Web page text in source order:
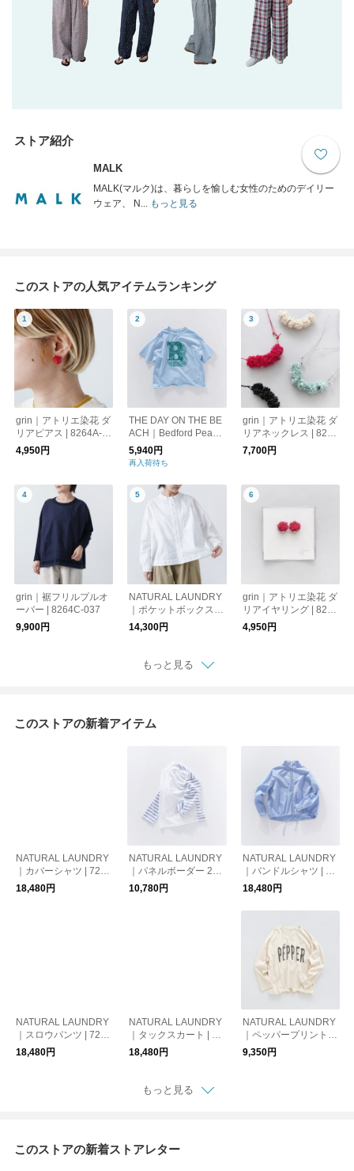
ストア紹介
MALK
MALK(マルク)は、暮らしを愉しむ女性のためのデイリー
ウェア、 N...もっと見る
このストアの人気アイテムランキング
grin｜アトリエ染花 ダ
リアピアス | 8264A-0
13
4,950円
THE DAY ON THE BE
ACH｜Bedford Peace
プリントTシャツ | 673
0C-2602
5,940円
再入荷待ち
grin｜アトリエ染花 ダ
リアネックレス | 8264
A-015
7,700円
grin｜裾フリルプルオ
ーバー | 8264C-037
9,900円
NATURAL LAUNDRY
｜ポケットボックスシ
ャツ | 7264T-005
14,300円
grin｜アトリエ染花 ダ
リアイヤリング | 8264
A-014
4,950円
もっと見る
このストアの新着アイテム
NATURAL LAUNDRY
｜カバーシャツ | 7264
T-008
18,480円
NATURAL LAUNDRY
｜パネルボーダー 2w
ayキャップTシャツ | 7
264C-029
10,780円
NATURAL LAUNDRY
｜バンドルシャツ | 72
64T-011
18,480円
NATURAL LAUNDRY
｜スロウパンツ | 7264
P-014
18,480円
NATURAL LAUNDRY
｜タックスカート | 72
64S-003
18,480円
NATURAL LAUNDRY
｜ペッパープリントド
ローTシャツ | 7264C-
042
9,350円
もっと見る
このストアの新着ストアレター